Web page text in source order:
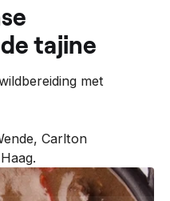
tajine
met
Carlton